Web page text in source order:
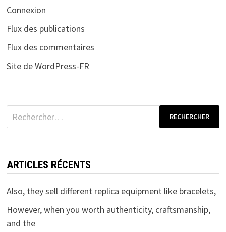
Connexion
Flux des publications
Flux des commentaires
Site de WordPress-FR
Rechercher :
ARTICLES RÉCENTS
Also, they sell different replica equipment like bracelets,
However, when you worth authenticity, craftsmanship,
and the